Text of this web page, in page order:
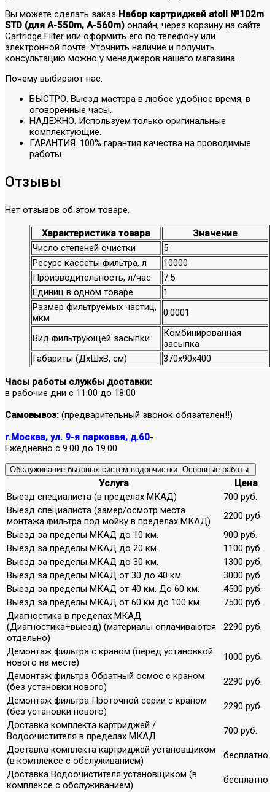
Вы можете сделать заказ Набор картриджей atoll №102m
STD (для A-550m, A-560m) онлайн, через корзину на сайте
Cartridge Filter или оформить его по телефону или
электронной почте. Уточнить наличие и получить
консультацию можно у менеджеров нашего магазина.
Почему выбирают нас:
БЫСТРО. Выезд мастера в любое удобное время, в
оговоренные часы.
НАДЕЖНО. Используем только оригинальные
комплектующие.
ГАРАНТИЯ. 100% гарантия качества на проводимые
работы.
Отзывы
Нет отзывов об этом товаре.
Характеристика товара
Значение
Число степеней очистки
5
Ресурс кассеты фильтра, л
10000
Производительность, л/час
7.5
Единиц в одном товаре
1
Размер фильтруемых частиц,
мкм
0.0001
Вид фильтрующей засыпки
Комбинированная
засыпка
Габариты (ДхШхВ, см)
370х90х400
Часы работы службы доставки:
в рабочие дни с 11:00 до 18:00
Самовывоз: (предварительный звонок обязателен!!)
г.Москва, ул. 9-я парковая, д.60-
Ежедневно с 9.00 до 19.00
Обслуживание бытовых систем водоочистки. Основные работы.
Услуга
Цена
Выезд специалиста (в пределах МКАД)
700 руб.
Выезд специалиста (замер/осмотр места
монтажа фильтра под мойку в пределах МКАД)
2200 руб.
Выезд за пределы МКАД до 10 км.
900 руб.
Выезд за пределы МКАД до 20 км.
1100 руб.
Выезд за пределы МКАД до 30 км.
1300 руб.
Выезд за пределы МКАД от 30 до 40 км.
3000 руб.
Выезд за пределы МКАД от 40 км. До 60 км.
4500 руб.
Выезд за пределы МКАД от 60 км до 100 км.
7500 руб.
Диагностика в пределах МКАД
(Диагностика+выезд) (материалы оплачиваются
отдельно)
2290 руб.
Демонтаж фильтра с краном (перед установкой
нового на месте)
1000 руб.
Демонтаж фильтра Обратный осмос с краном
(без установки нового)
2290 руб.
Демонтаж фильтра Проточной серии с краном
(без установки нового)
2290 руб.
Доставка комплекта картриджей /
Водоочистителя в пределах МКАД
700 руб.
Доставка комплекта картриджей установщиком
(в комплексе с обслуживанием)
бесплатно
Доставка Водоочистителя установщиком (в
комплексе с обслуживанием)
бесплатно